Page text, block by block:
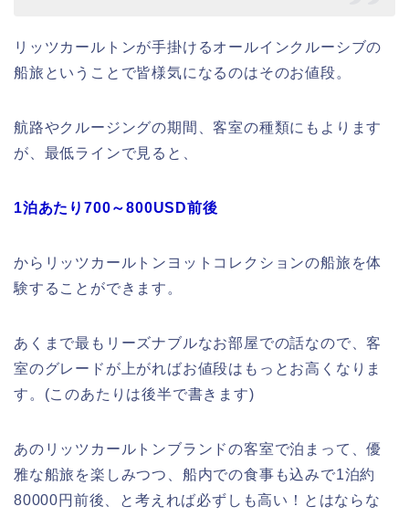
リッツカールトンが手掛けるオールインクルーシブの
船旅ということで皆様気になるのはそのお値段。
航路やクルージングの期間、客室の種類にもよります
が、最低ラインで見ると、
1泊あたり700～800USD前後
からリッツカールトンヨットコレクションの船旅を体
験することができます。
あくまで最もリーズナブルなお部屋での話なので、客
室のグレードが上がればお値段はもっとお高くなりま
す。(このあたりは後半で書きます)
あのリッツカールトンブランドの客室で泊まって、優
雅な船旅を楽しみつつ、船内での食事も込みで1泊約
80000円前後、と考えれば必ずしも高い！とはならな